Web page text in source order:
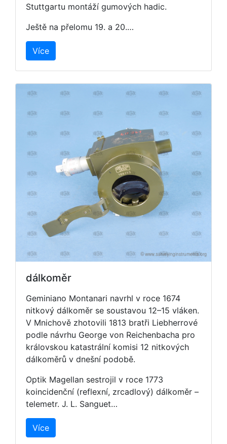
Stuttgartu montáží gumových hadic.
Ještě na přelomu 19. a 20.…
Více
dálkoměr
Geminiano Montanari navrhl v roce 1674
nitkový dálkoměr se soustavou 12–15 vláken.
V Mnichově zhotovili 1813 bratři Liebherrové
podle návrhu George von Reichenbacha pro
královskou katastrální komisi 12 nitkových
dálkoměrů v dnešní podobě.
Optik Magellan sestrojil v roce 1773
koincidenční (reflexní, zrcadlový) dálkoměr –
telemetr. J. L. Sanguet…
Více